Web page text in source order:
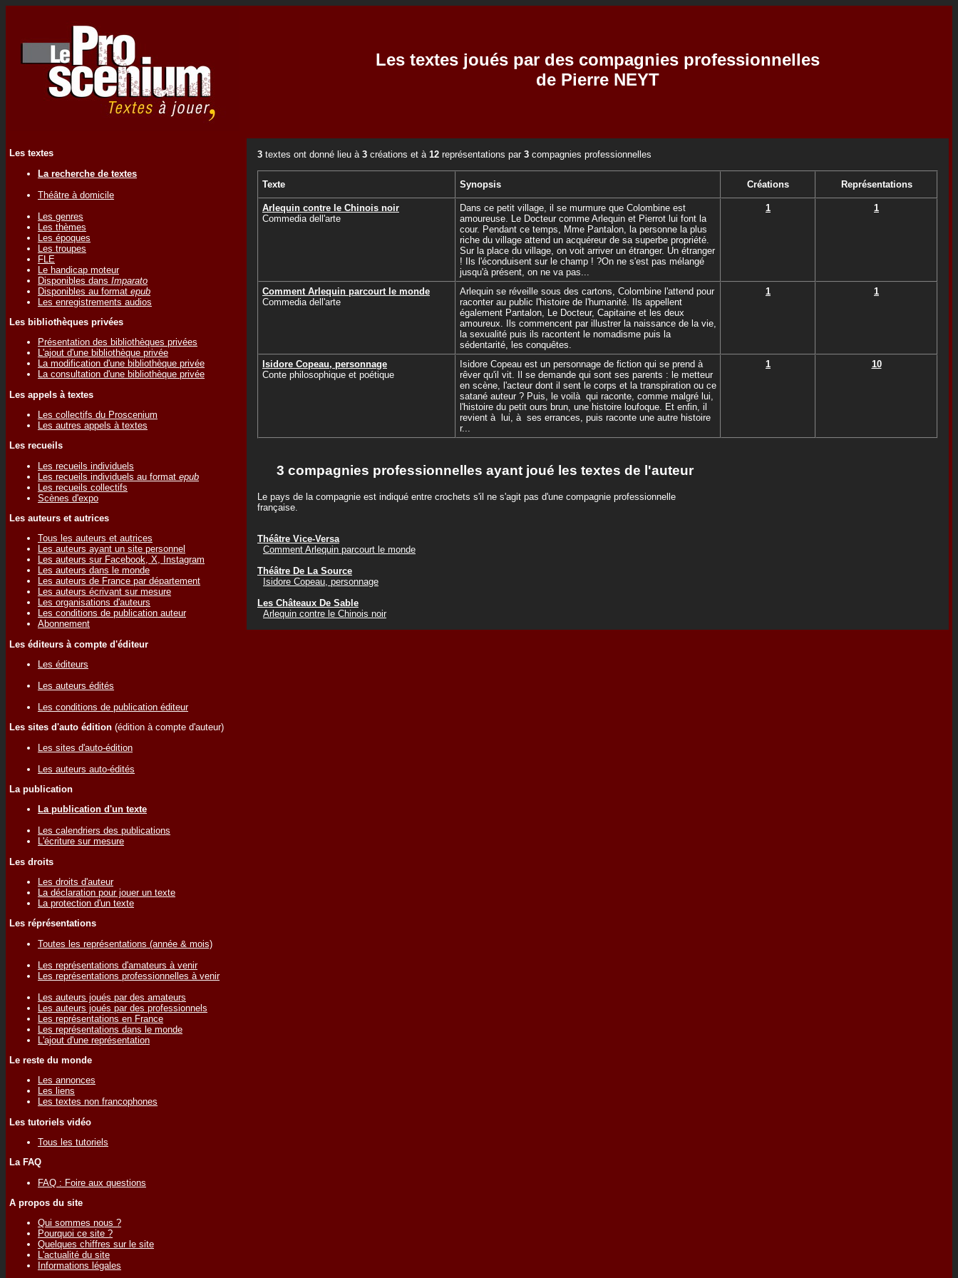
Les textes joués par des compagnies professionnelles
de Pierre NEYT
Les textes
La recherche de textes
Théâtre à domicile
Les genres
Les thèmes
Les époques
Les troupes
FLE
Le handicap moteur
Disponibles dans Imparato
Disponibles au format epub
Les enregistrements audios
Les bibliothèques privées
Présentation des bibliothèques privées
L'ajout d'une bibliothèque privée
La modification d'une bibliothèque privée
La consultation d'une bibliothèque privée
Les appels à textes
Les collectifs du Proscenium
Les autres appels à textes
Les recueils
Les recueils individuels
Les recueils individuels au format epub
Les recueils collectifs
Scènes d'expo
Les auteurs et autrices
Tous les auteurs et autrices
Les auteurs ayant un site personnel
Les auteurs sur Facebook, X, Instagram
Les auteurs dans le monde
Les auteurs de France par département
Les auteurs écrivant sur mesure
Les organisations d'auteurs
Les conditions de publication auteur
Abonnement
Les éditeurs à compte d'éditeur
Les éditeurs
Les auteurs édités
Les conditions de publication éditeur
Les sites d'auto édition (édition à compte d'auteur)
Les sites d'auto-édition
Les auteurs auto-édités
La publication
La publication d'un texte
Les calendriers des publications
L'écriture sur mesure
Les droits
Les droits d'auteur
La déclaration pour jouer un texte
La protection d'un texte
Les réprésentations
Toutes les représentations (année & mois)
Les représentations d'amateurs à venir
Les représentations professionnelles à venir
Les auteurs joués par des amateurs
Les auteurs joués par des professionnels
Les représentations en France
Les représentations dans le monde
L'ajout d'une représentation
Le reste du monde
Les annonces
Les liens
Les textes non francophones
Les tutoriels vidéo
Tous les tutoriels
La FAQ
FAQ : Foire aux questions
A propos du site
Qui sommes nous ?
Pourquoi ce site ?
Quelques chiffres sur le site
L'actualité du site
Informations légales
3 textes ont donné lieu à 3 créations et à 12 représentations par 3 compagnies professionnelles
Texte Synopsis Créations Représentations
Arlequin contre le Chinois noir
Commedia dell'arte
Dans ce petit village, il se murmure que Colombine est
amoureuse. Le Docteur comme Arlequin et Pierrot lui font la
cour. Pendant ce temps, Mme Pantalon, la personne la plus
riche du village attend un acquéreur de sa superbe propriété.
Sur la place du village, on voit arriver un étranger. Un étranger
! Ils l'éconduisent sur le champ ! ?On ne s'est pas mélangé
jusqu'à présent, on ne va pas...
1 1
Comment Arlequin parcourt le monde
Commedia dell'arte
Arlequin se réveille sous des cartons, Colombine l'attend pour
raconter au public l'histoire de l'humanité. Ils appellent
également Pantalon, Le Docteur, Capitaine et les deux
amoureux. Ils commencent par illustrer la naissance de la vie,
la sexualité puis ils racontent le nomadisme puis la
sédentarité, les conquêtes.
1 1
Isidore Copeau, personnage
Conte philosophique et poétique
Isidore Copeau est un personnage de fiction qui se prend à
rêver qu'il vit. Il se demande qui sont ses parents : le metteur
en scène, l'acteur dont il sent le corps et la transpiration ou ce
satané auteur ? Puis, le voilà qui raconte, comme malgré lui,
l'histoire du petit ours brun, une histoire loufoque. Et enfin, il
revient à lui, à ses errances, puis raconte une autre histoire
r...
1 10
3 compagnies professionnelles ayant joué les textes de l'auteur
Le pays de la compagnie est indiqué entre crochets s'il ne s'agit pas d'une compagnie professionnelle
française.
Théâtre Vice-Versa
Comment Arlequin parcourt le monde
Théâtre De La Source
Isidore Copeau, personnage
Les Châteaux De Sable
Arlequin contre le Chinois noir